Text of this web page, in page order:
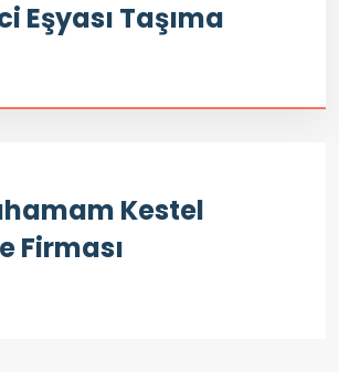
Eşyası Taşıma
Kestel
Firması